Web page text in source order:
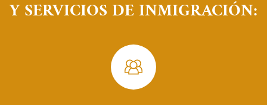
Y SERVICIOS DE INMIGRACIÓN: